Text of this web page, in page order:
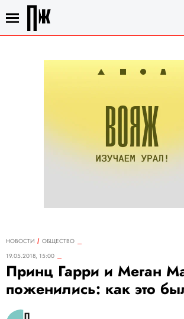
НОВОСТИ
ОБЩЕСТВО
19.05.2018, 15:00
Принц Гарри и Меган
поженились: как это